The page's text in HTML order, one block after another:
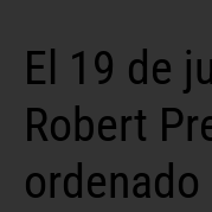
El 19 de
Robert